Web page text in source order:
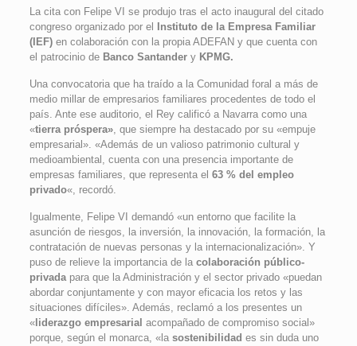
La cita con Felipe VI se produjo tras el acto inaugural del citado
congreso organizado por el
Instituto de la Empresa Familiar
(IEF)en colaboración con la propia ADEFAN y que cuenta con
el patrocinio de Banco Santandery KPMG.
Una convocatoria que ha traído a la Comunidad foral a más de
medio millar de empresarios familiares procedentes de todo el
país. Ante ese auditorio, el Rey calificó a Navarra como una
«tierra próspera», que siempre ha destacado por su «empuje
empresarial». «Además de un valioso patrimonio cultural y
medioambiental, cuenta con una presencia importante de
empresas familiares, que representa el 63 % del empleo
privado«, recordó.
Igualmente, Felipe VI demandó «un entorno que facilite la
asunción de riesgos, la inversión, la innovación, la formación, la
contratación de nuevas personas y la internacionalización». Y
puso de relieve la importancia de la colaboración público-
privadapara que la Administración y el sector privado «puedan
abordar conjuntamente y con mayor eficacia los retos y las
situaciones difíciles». Además, reclamó a los presentes un
«liderazgo empresarial acompañado de compromiso social»
porque, según el monarca, «la sostenibilidad es sin duda uno